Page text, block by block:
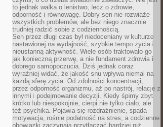
to jednak walka o lenistwo, lecz o zdrowie,
odporność i równowagę. Dobry sen nie rozwiąże
wszystkich problemów, ale bez niego znacznie
trudniej radzić sobie z codziennością.
Sen przez długi czas był niedoceniany w kulturze
nastawionej na wydajność, szybkie tempo życia i
nieustanną aktywność. Wiele osób traktowało go
jak konieczną przerwę, a nie fundament zdrowia i
dobrego samopoczucia. Dziś jednak coraz
wyraźniej widać, że jakość snu wpływa niemal na
każdą sferę życia. Od zdolności koncentracji,
przez odporność organizmu, aż po nastrój, relacje z
innymi i podejmowanie decyzji. Kiedy śpimy zbyt
krótko lub niespokojnie, cierpi nie tylko ciało, ale
też psychika. Pojawia się rozdrażnienie, spada
motywacja, rośnie podatność na stres, a codzienne
obowiązki zaczynają przytłaczać bardziej niż